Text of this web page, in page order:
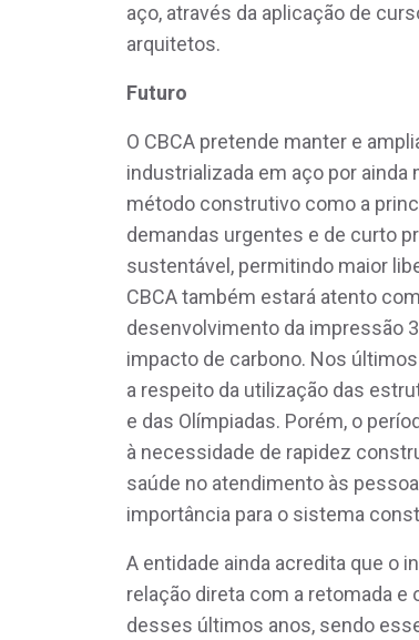
aço, através da aplicação de
arquitetos.
Futuro
O CBCA pretende manter e
industrializada em aço por
método construtivo como a
demandas urgentes e de curto
sustentável, permitindo maior
CBCA também estará atento
desenvolvimento da impressão
impacto de carbono. Nos
a respeito da utilização das
e das Olímpiadas. Porém, o
à necessidade de rapidez
saúde no atendimento às
importância para o sistema
A entidade ainda acredita que o
relação direta com a retomada
desses últimos anos, sendo